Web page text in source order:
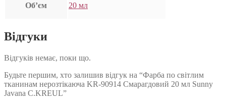
Об’єм 20 мл
Відгуки
Відгуків немає, поки що.
Будьте першим, хто залишив відгук на “Фарба по світлим
тканинам нерозтікаюча KR-90914 Смарагдовий 20 мл Sunny
Javana C.KREUL”